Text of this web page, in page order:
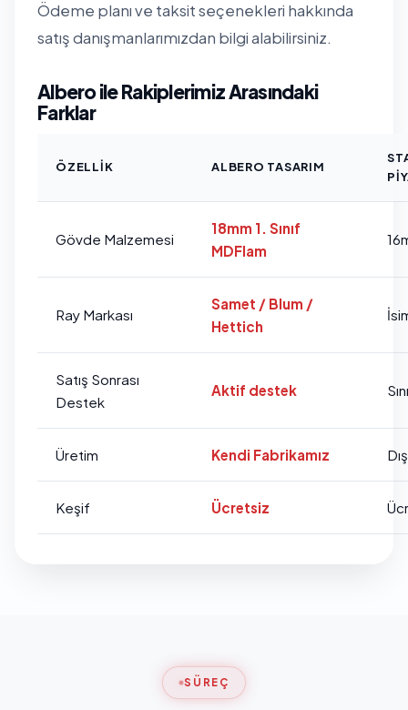
Ödeme planı ve taksit seçenekleri hakkında
satış danışmanlarımızdan bilgi alabilirsiniz.
Albero ile Rakiplerimiz Arasındaki
Farklar
ÖZELLIK ALBERO TASARIM
Gövde Malzemesi
18mm 1. Sınıf
MDFlam
Ray Markası
Samet / Blum /
Hettich
Satış Sonrası
Destek
Aktif destek
Üretim Kendi Fabrikamız
Keşif Ücretsiz
SÜREÇ